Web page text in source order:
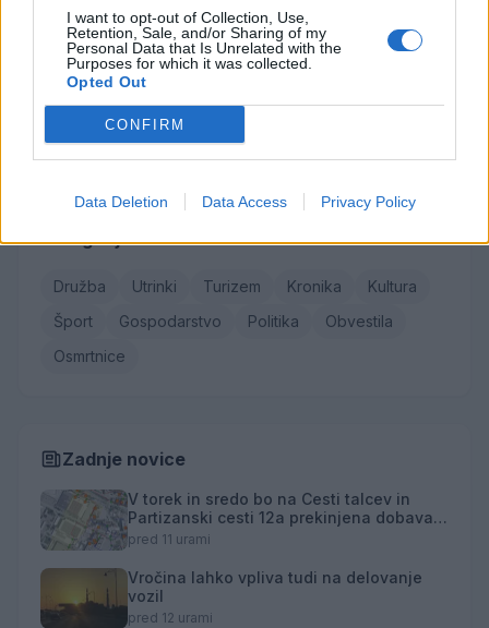
I want to opt-out of Collection, Use,
Retention, Sale, and/or Sharing of my
Personal Data that Is Unrelated with the
Purposes for which it was collected.
Opted Out
CONFIRM
Data Deletion Data Access Privacy Policy
Maksi Podlesnik
Stanislava Arlič
Elica Vačun
Vse osmrtnice →
Kategorije
Družba Utrinki Turizem Kronika
Kultura
Šport
Gospodarstvo Politika
Obvestila
Osmrtnice
Zadnje novice
V torek in sredo bo na Cesti talcev in
Partizanski cesti 12a prekinjena dobava
toplotne energije
pred 11 urami
Vročina lahko vpliva tudi na delovanje
vozil
pred 12 urami